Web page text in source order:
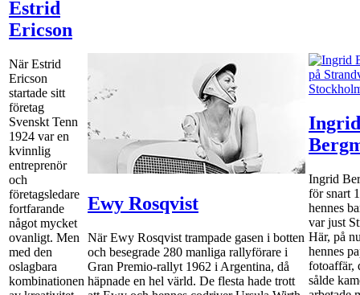
Estrid
Ericson
När Estrid
Ericson
startade sitt
företag
Svenskt Tenn
1924 var en
kvinnlig
entreprenör
och
företagsledare
fortfarande
något mycket
ovanligt. Men
med den
oslagbara
kombinationen
Ewy Rosqvist
När Ewy Rosqvist trampade gasen i botten
och besegrade 280 manliga rallyförare i
Gran Premio-rallyt 1962 i Argentina, då
häpnade en hel värld. De flesta hade trott
Ingrid
Ingrid
för snart
hennes
var just
Här, på
hennes
fotoaffär,
sålde